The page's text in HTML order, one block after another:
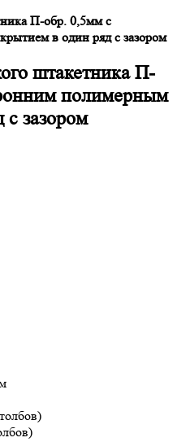
П-обр. 0,5мм с
в один ряд с зазором
штакетника П-
полимерным
зазором